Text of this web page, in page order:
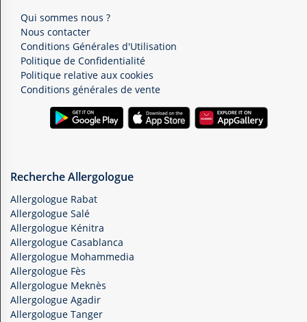
Qui sommes nous ?
Nous contacter
Conditions Générales d'Utilisation
Politique de Confidentialité
Politique relative aux cookies
Conditions générales de vente
Recherche Allergologue
Allergologue Rabat
Allergologue Salé
Allergologue Kénitra
Allergologue Casablanca
Allergologue Mohammedia
Allergologue Fès
Allergologue Meknès
Allergologue Agadir
Allergologue Tanger